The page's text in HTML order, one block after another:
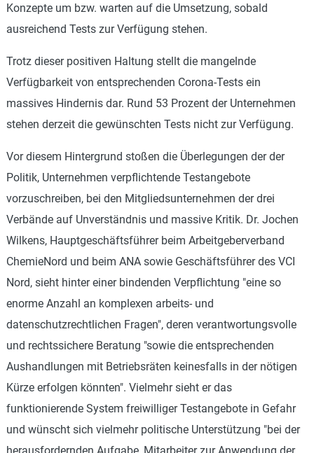
Konzepte um bzw. warten auf die Umsetzung, sobald
ausreichend Tests zur Verfügung stehen.
Trotz dieser positiven Haltung stellt die mangelnde
Verfügbarkeit von entsprechenden Corona-Tests ein
massives Hindernis dar. Rund 53 Prozent der Unternehmen
stehen derzeit die gewünschten Tests nicht zur Verfügung.
Vor diesem Hintergrund stoßen die Überlegungen der der
Politik, Unternehmen verpflichtende Testangebote
vorzuschreiben, bei den Mitgliedsunternehmen der drei
Verbände auf Unverständnis und massive Kritik. Dr. Jochen
Wilkens, Hauptgeschäftsführer beim Arbeitgeberverband
ChemieNord und beim ANA sowie Geschäftsführer des VCI
Nord, sieht hinter einer bindenden Verpflichtung "eine so
enorme Anzahl an komplexen arbeits- und
datenschutzrechtlichen Fragen", deren verantwortungsvolle
und rechtssichere Beratung "sowie die entsprechenden
Aushandlungen mit Betriebsräten keinesfalls in der nötigen
Kürze erfolgen könnten". Vielmehr sieht er das
funktionierende System freiwilliger Testangebote in Gefahr
und wünscht sich vielmehr politische Unterstützung "bei der
herausfordernden Aufgabe, Mitarbeiter zur Anwendung der